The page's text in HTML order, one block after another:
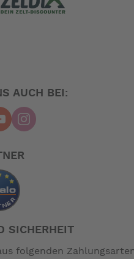
AUCH BEI:
SICHERHEIT
folgenden